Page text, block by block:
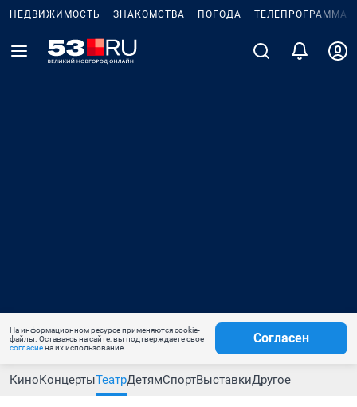
НЕДВИЖИМОСТЬ ЗНАКОМСТВА ПОГОДА ТЕЛЕПРОГРАММА
На информационном ресурсе применяются cookie-
файлы. Оставаясь на сайте, вы подтверждаете свое
согласиена их использование.
Согласен
КиноКонцертыТеатрДетямСпортВыставкиДругое